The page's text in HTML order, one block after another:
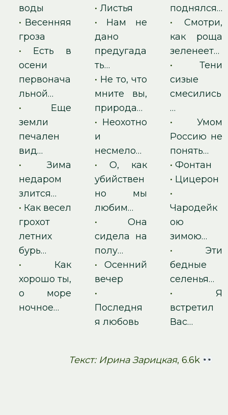
воды
• Весенняя
гроза
• Есть в
осени
первонача
льной…
• Еще
земли
печален
вид…
• Зима
недаром
злится…
• Как весел
грохот
летних
бурь…
• Как
хорошо ты,
о море
ночное…
• Листья
• Нам не
дано
предугада
ть…
• Не то, что
мните вы,
природа…
• Неохотно
и
несмело…
• О, как
убийствен
но мы
любим…
• Она
сидела на
полу…
• Осенний
вечер
•
Последня
я любовь
поднялся…
•Смотри,
как роща
зеленеет…
•Тени
сизые
смесились
…
•Умом
Россию не
понять…
•Фонтан
• Цицерон
•
Чародейк
ою
зимою…
• Эти
бедные
селенья…
•Я
встретил
Вас…
Текст: Ирина Зарицкая, 6.6k